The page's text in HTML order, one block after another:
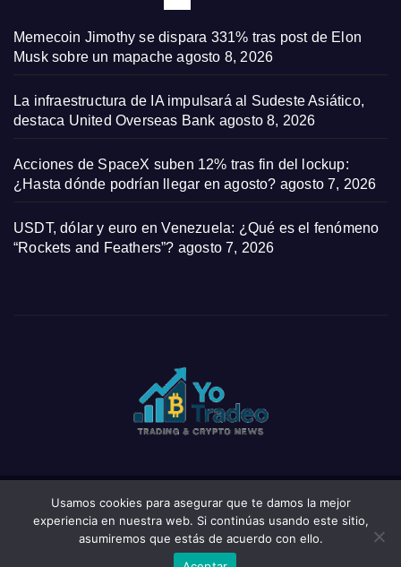
Memecoin Jimothy se dispara 331% tras post de Elon
Musk sobre un mapache agosto 8, 2026
La infraestructura de IA impulsará al Sudeste Asiático,
destaca United Overseas Bank agosto 8, 2026
Acciones de SpaceX suben 12% tras fin del lockup:
¿Hasta dónde podrían llegar en agosto? agosto 7, 2026
USDT, dólar y euro en Venezuela: ¿Qué es el fenómeno
“Rockets and Feathers”? agosto 7, 2026
Funciona gracias a WordPress|Tema: News Click deThemeansar
Privacy Policy Wishlist
Usamos cookies para asegurar que te damos la mejor
experiencia en nuestra web. Si continúas usando este sitio,
asumiremos que estás de acuerdo con ello.